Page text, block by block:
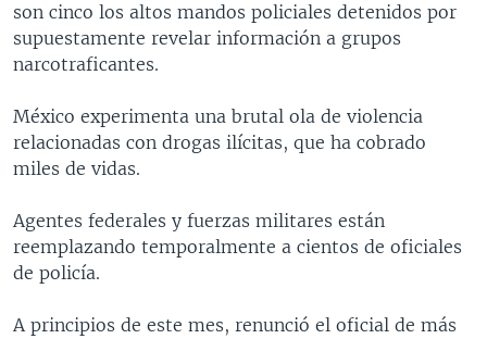
VENEZUELA
BRASIL
NICARAGUA
ECONOMÍA
ENTRETENIMIENTO Y CULTURA
DEPORTES
CIENCIA Y SALUD
MULTIMEDIA
VIDEOS
AUDIOS
PROGRAMAS TV
FORO INTERAMERICANO
VISIÓN 360
LAS CLAVES
PANORAMA
AVANCE INFORMATIVO
AUDIONOTICIAS
BUENOS DÍAS AMÉRICA
ESTADOS UNIDOS AL DÍA
FORO [RADIO]
DIRECT
DOCUMENTALES DE LA VOA
Learning English
son cinco los altos mandos policiales detenidos por
supuestamente revelar información a grupos
narcotraficantes.
México experimenta una brutal ola de violencia
relacionadas con drogas ilícitas, que ha cobrado
miles de vidas.
Agentes federales y fuerzas militares están
reemplazando temporalmente a cientos de oficiales
de policía.
A principios de este mes, renunció el oficial de más